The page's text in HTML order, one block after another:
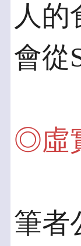
人
會從
◎虛
筆者